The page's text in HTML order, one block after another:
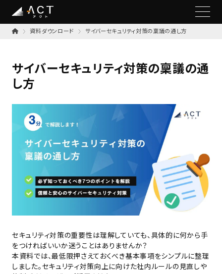
資料ダウンロード サイバーセキュリティ対策の稟議の通し方
サイバーセキュリティ対策の稟議の通
し方
セキュリティ対策の重要性は理解していても、具体的に何から手
をつければいいか迷うことはありませんか？
本資料では、最低限押さえておくべき基本事項をシンプルに整理
しました。セキュリティ対策向上に向けた社内ルールの見直しや